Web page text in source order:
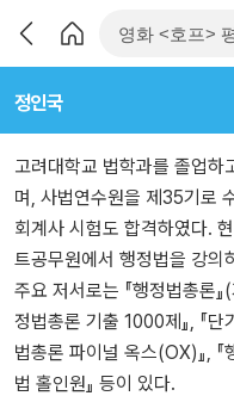
정인국
고려대학교 법학과를 졸업
며, 사법연수원을 제35기로
회계사 시험도 합격하였다.
트공무원에서 행정법을 강의
주요 저서로는 『행정법총론』
정법총론 기출 1000제』, 『단
법총론 파이널 옥스(OX)』, 『
법 홀인원』 등이 있다.